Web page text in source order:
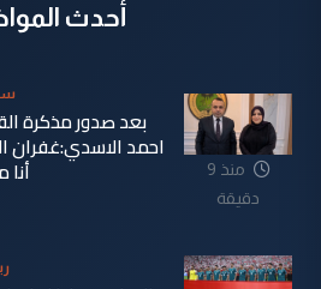
أحدث
منذ 9
دقيقة
بعد صدور مذكرة
احمد الاسدي:غفران